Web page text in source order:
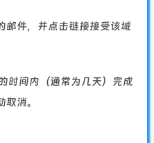
邮件，并点击链接接受该域
时间内（通常为几天）完成
消。